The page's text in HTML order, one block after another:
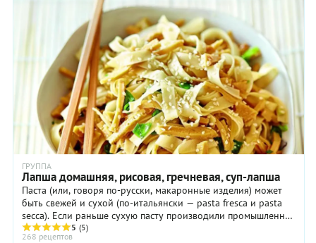
ГРУППА
Лапша домашняя, рисовая, гречневая, суп-лапша
Паста (или, говоря по-русски, макаронные изделия) может
быть свежей и сухой (по-итальянски — pasta fresca и pasta
secca). Если раньше сухую пасту производили промышленно,
а свежую — исключительно дома ...
5 (5)
268 рецептов